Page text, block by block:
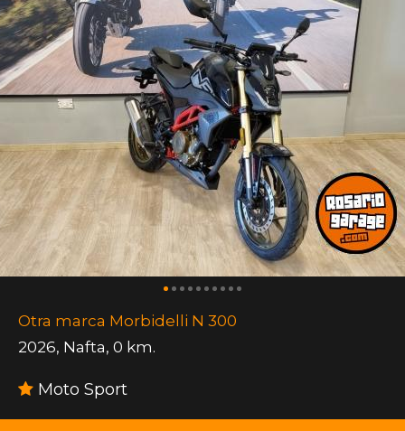
Otra marca Morbidelli N 300
2026, Nafta, 0 km.
Moto Sport